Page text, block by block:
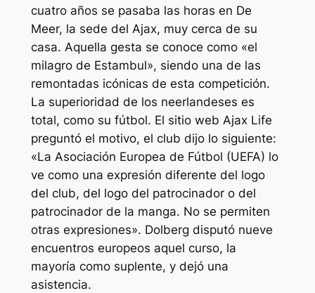
cuatro años se pasaba las horas en De
Meer, la sede del Ajax, muy cerca de su
casa. Aquella gesta se conoce como «el
milagro de Estambul», siendo una de las
remontadas icónicas de esta competición.
La superioridad de los neerlandeses es
total, como su fútbol. El sitio web Ajax Life
preguntó el motivo, el club dijo lo siguiente:
«La Asociación Europea de Fútbol (UEFA) lo
ve como una expresión diferente del logo
del club, del logo del patrocinador o del
patrocinador de la manga. No se permiten
otras expresiones». Dolberg disputó nueve
encuentros europeos aquel curso, la
mayoría como suplente, y dejó una
asistencia.